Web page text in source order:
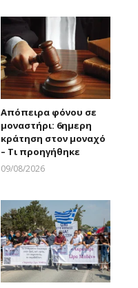
Απόπειρα φόνου σε
μοναστήρι: 6ημερη
κράτηση στον μοναχό
– Τι προηγήθηκε
09/08/2026